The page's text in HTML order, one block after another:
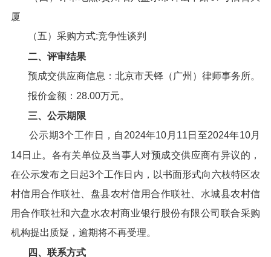
厦
（五）采购方式:竞争性谈判
二、评审结果
预成交供应商信息：北京市天铎（广州）律师事务所。
报价金额：28.00万元。
三、公示期限
公示期3个工作日，自2024年10月11日至2024年10月
14日止。各有关单位及当事人对预成交供应商有异议的，
在公示发布之日起3个工作日内，以书面形式向六枝特区农
村信用合作联社、盘县农村信用合作联社、水城县农村信
用合作联社和六盘水农村商业银行股份有限公司联合采购
机构提出质疑，逾期将不再受理。
四、联系方式